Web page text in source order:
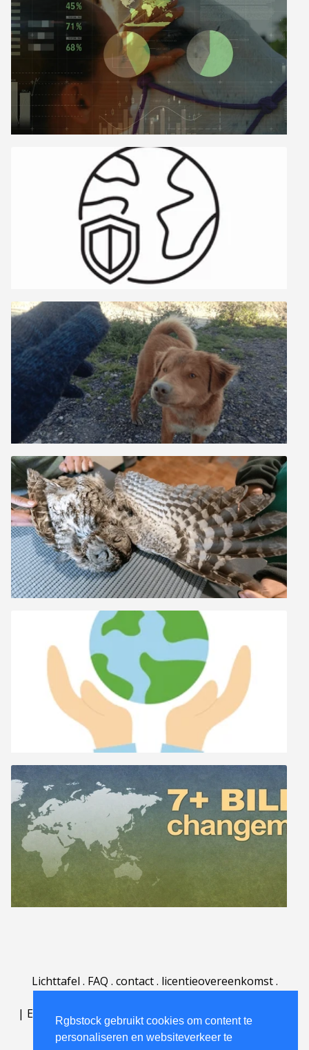
Rgbstock gebruikt cookies om content te
personaliseren en websiteverkeer te
Lichttafel . FAQ . contact. licentieovereenkomst.
| English | Deutsch Español | Português
Nederlands|